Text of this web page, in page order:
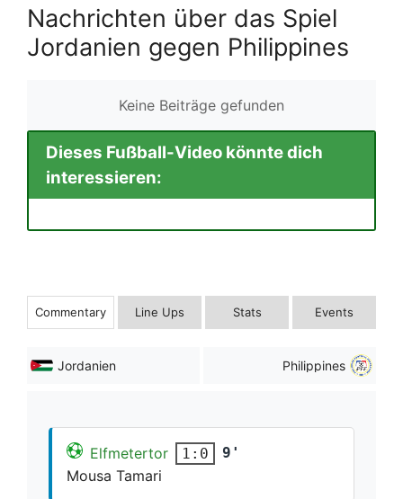
Nachrichten über das Spiel
Jordanien gegen Philippines
Keine Beiträge gefunden
Dieses Fußball-Video könnte dich
interessieren:
Commentary Line Ups Stats Events
Jordanien Philippines
Elfmetertor 1:0 9'
Mousa Tamari